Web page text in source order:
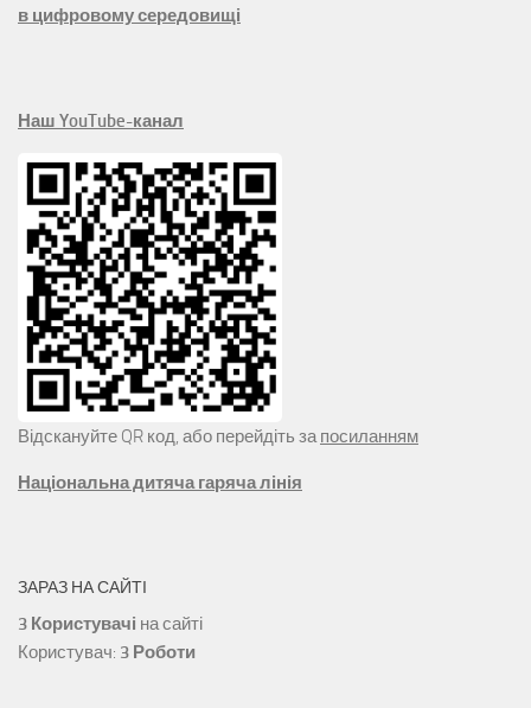
в цифровому середовищі
Наш YouTube-канал
Відскануйте QR код, або перейдіть запосиланням
Національна дитяча гаряча лінія
ЗАРАЗ НА САЙТІ
3 Користувачі на сайті
Користувач: 3 Роботи